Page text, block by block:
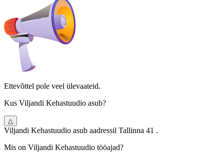
Ettevõttel pole veel ülevaateid.
Kus Viljandi Kehastuudio asub?
△
Viljandi Kehastuudio asub aadressil Tallinna 41 .
Mis on Viljandi Kehastuudio tööajad?